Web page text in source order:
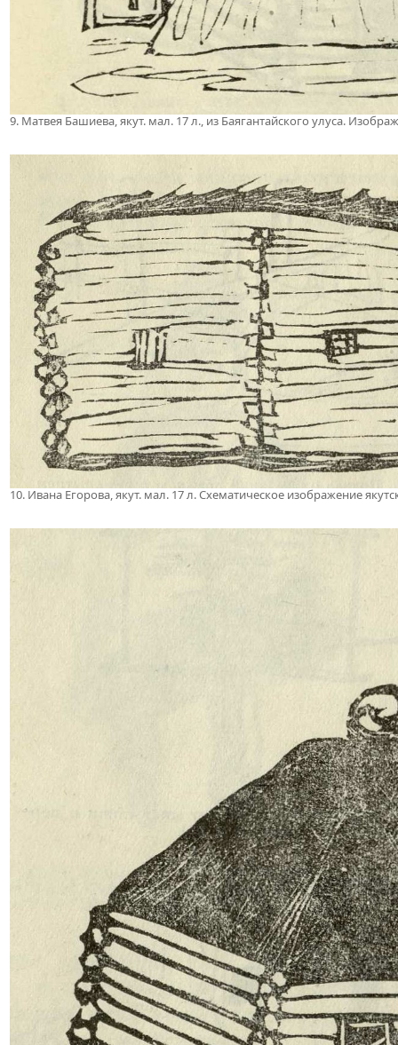
9. Матвея Башиева, якут. мал. 17 л., из Баягантайского улуса.
10. Ивана Егорова, якут. мал. 17 л. Схематическое изображение